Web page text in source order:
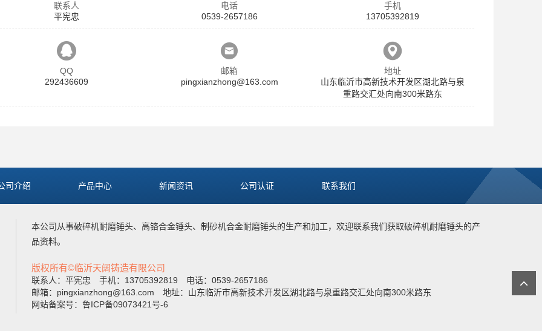
联系人
平宪忠
电话
0539-2657186
手机
13705392819
QQ
292436609
邮箱
pingxianzhong@163.com
地址
山东临沂市高新技术开发区湖北路与泉
重路交汇处向南300米路东
司介绍 产品中心 新闻资讯 公司认证 联系我们
本公司从事破碎机耐磨锤头、 高铬合金锤头、 制砂机合金耐磨锤头的生产和加工，欢迎联系我们获取破碎机耐磨锤头的产
品资料。
版权所有©临沂天阔铸造有限公司
联系人：平宪忠 手机：13705392819 电话：0539-2657186
邮箱：pingxianzhong@163.com 地址：山东临沂市高新技术开发区湖北路与泉重路交汇处向南300米路东
网站备案号：鲁ICP备09073421号-6